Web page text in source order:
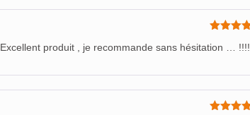
5
produit , je recommande sans hésitation … !!!!